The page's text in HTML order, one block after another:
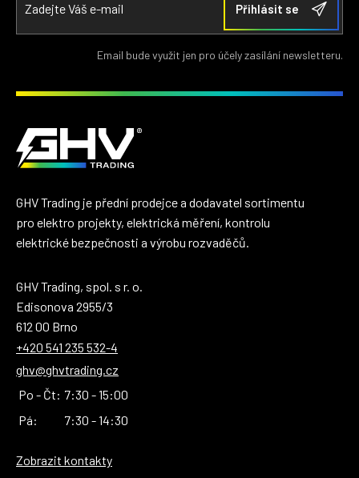
Email bude využit jen pro účely zasílání newsletteru.
GHV Trading je přední prodejce a dodavatel sortimentu
pro elektro projekty, elektrická měření, kontrolu
elektrické bezpečnosti a výrobu rozvaděčů.
GHV Trading, spol. s r. o.
Edisonova 2955/3
612 00 Brno
+420 541 235 532-4
ghv@ghvtrading.cz
Po - Čt: 7:30 - 15:00
Pá:
7:30 - 14:30
Zobrazit kontakty